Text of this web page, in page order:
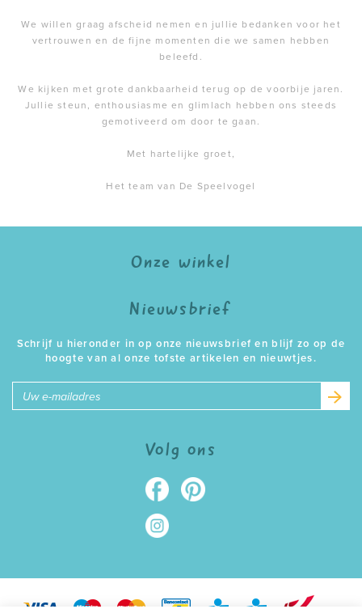
We willen graag afscheid nemen en jullie bedanken voor het
vertrouwen en de fijne momenten die we samen hebben
beleefd.
We kijken met grote dankbaarheid terug op de voorbije jaren.
Jullie steun, enthousiasme en glimlach hebben ons steeds
gemotiveerd om door te gaan.
Met hartelijke groet,
Het team van De Speelvogel
Onze winkel
Nieuwsbrief
Schrijf u hieronder in op onze nieuwsbrief en blijf zo op de
hoogte van al onze tofste artikelen en nieuwtjes.
Volg ons